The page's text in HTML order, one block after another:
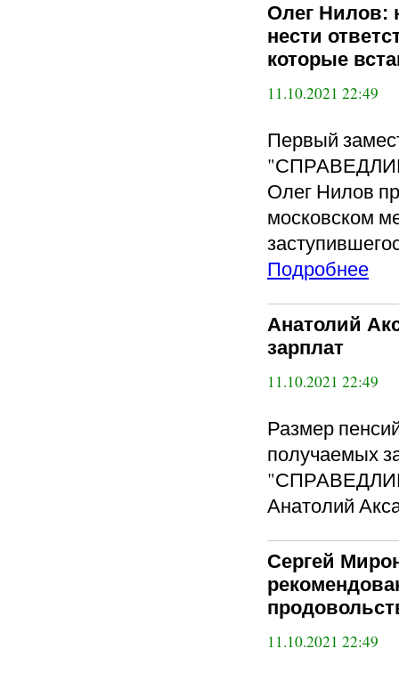
Олег Нилов:
нести
которые
11.10.2021 22:49
Первый
Олег Нилов
московском
Подробнее
Анатолий
зарплат
11.10.2021 22:49
Размер
получаемых
Анатолий
Сергей
11.10.2021 22:49